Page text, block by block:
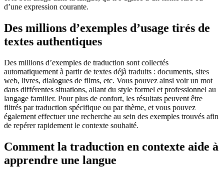
d’une expression courante.
Des millions d’exemples d’usage tirés de
textes authentiques
Des millions d’exemples de traduction sont collectés
automatiquement à partir de textes déjà traduits : documents, sites
web, livres, dialogues de films, etc. Vous pouvez ainsi voir un mot
dans différentes situations, allant du style formel et professionnel au
langage familier. Pour plus de confort, les résultats peuvent être
filtrés par traduction spécifique ou par thème, et vous pouvez
également effectuer une recherche au sein des exemples trouvés afin
de repérer rapidement le contexte souhaité.
Comment la traduction en contexte aide à
apprendre une langue